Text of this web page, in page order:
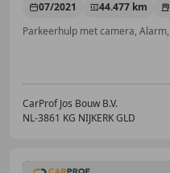
07/2021 44.477 km
CarProf Jos Bouw B.V.
NL-3861 KG NIJKERK GLD